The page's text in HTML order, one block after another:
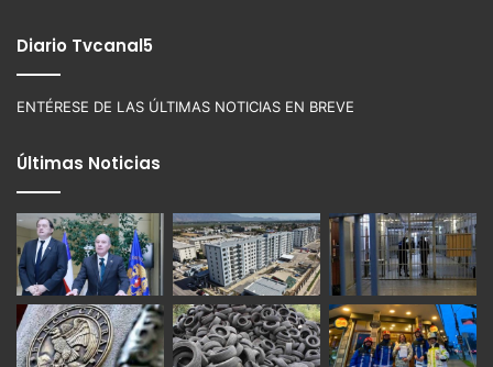
Diario Tvcanal5
ENTÉRESE DE LAS ÚLTIMAS NOTICIAS EN BREVE
Últimas Noticias